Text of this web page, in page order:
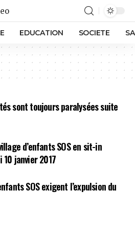
EDUCATION SOCIETE
sont toujours paralysées suite
d’enfants SOS en sit-in
janvier 2017
SOS exigent l’expulsion du